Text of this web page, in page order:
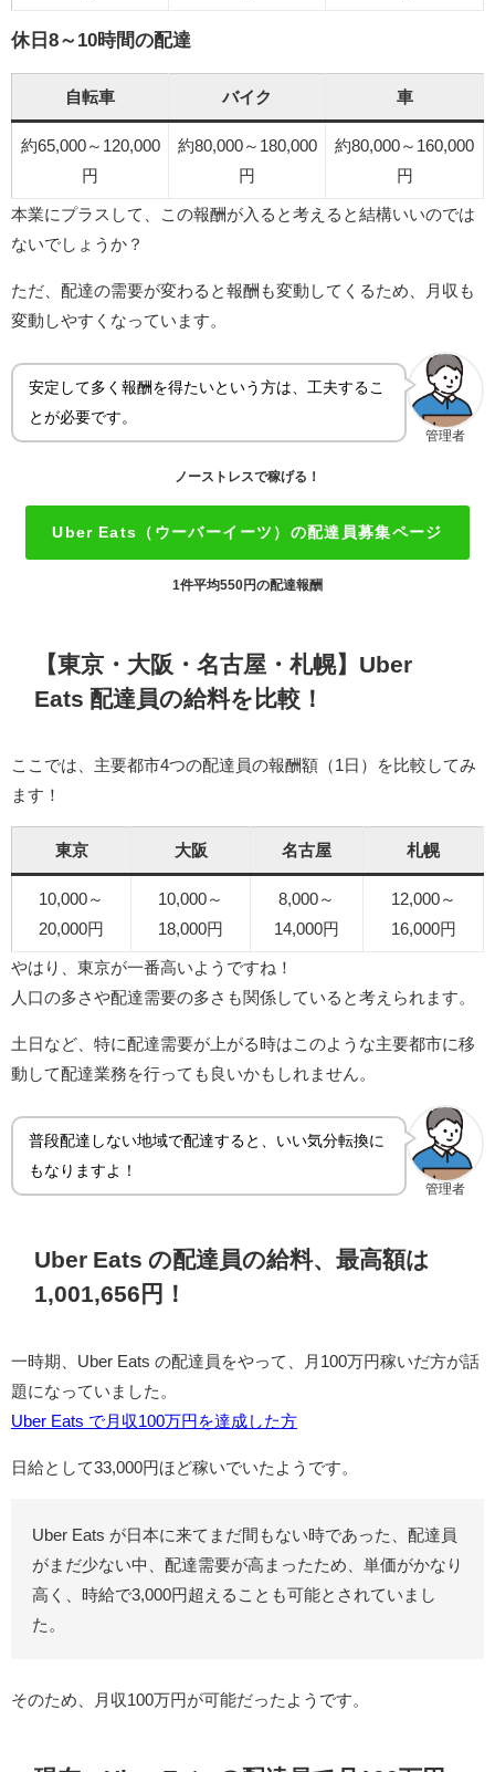
休日8～10時間の配達
自転車 バイク 車
約65,000～120,000
円
約80,000～180,000
円
約80,000～160,000
円
本業にプラスして、この報酬が入ると考えると結構いいのでは
ないでしょうか？
ただ、配達の需要が変わると報酬も変動してくるため、月収も
変動しやすくなっています。
管理者
安定して多く報酬を得たいという方は、工夫するこ
とが必要です。
ノーストレスで稼げる！
Uber Eats（ウーバーイーツ）の配達員募集ページ
1件平均550円の配達報酬
【東京・大阪・名古屋・札幌】Uber
Eats 配達員の給料を比較！
ここでは、主要都市4つの配達員の報酬額（1日）を比較してみ
ます！
東京 大阪 名古屋 札幌
10,000～
20,000円
10,000～
18,000円
8,000～
14,000円
12,000～
16,000円
やはり、東京が一番高いようですね！
人口の多さや配達需要の多さも関係していると考えられます。
土日など、特に配達需要が上がる時はこのような主要都市に移
動して配達業務を行っても良いかもしれません。
管理者
普段配達しない地域で配達すると、いい気分転換に
もなりますよ！
Uber Eats の配達員の給料、最高額は
1,001,656 円！
一時期、Uber Eats の配達員をやって、月100万円稼いだ方が話
題になっていました。
Uber Eats で月収100万円を達成した方
日給として33,000円ほど稼いでいたようです。
Uber Eats が日本に来てまだ間もない時であった、配達員
がまだ少ない中、配達需要が高まったため、単価がかなり
高く、時給で3,000円超えることも可能とされていまし
た。
そのため、月収100万円が可能だったようです。